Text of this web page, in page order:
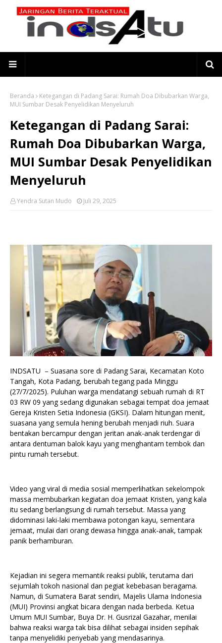
Beranda
Ketegangan di Padang Sarai: Rumah Doa Dibubarkan Warga,
MUI Sumbar Desak Penyelidikan Menyeluruh
Ketegangan di Padang Sarai:
Rumah Doa Dibubarkan Warga,
MUI Sumbar Desak Penyelidikan
Menyeluruh
Yendra Sutan Mudo Juli 29, 2025
INDSATU – Suasana sore di Padang Sarai, Kecamatan Koto
Tangah, Kota Padang, berubah tegang pada Minggu
(27/7/2025). Puluhan warga mendatangi sebuah rumah di RT
03 RW 09 yang sedang digunakan sebagai tempat doa jemaat
Gereja Kristen Setia Indonesia (GKSI). Dalam hitungan menit,
suasana yang semula hening berubah menjadi riuh. Suara
bentakan bercampur dengan jeritan anak-anak terdengar di
antara dentuman balok kayu yang menghantam tembok dan
pintu rumah tersebut.
Video yang viral di media sosial memperlihatkan sekelompok
massa membubarkan kegiatan doa jemaat Kristen, yang kala
itu sedang berlangsung di rumah tersebut. Massa yang
didominasi laki-laki membawa potongan kayu, sementara
jemaat, mulai dari orang dewasa hingga anak-anak, tampak
panik berhamburan.
Kejadian ini segera memantik reaksi publik, terutama dari
sejumlah tokoh nasional dan pegiat kebebasan beragama.
Namun, di Sumatera Barat sendiri, Majelis Ulama Indonesia
(MUI) Provinsi angkat bicara dengan nada berbeda. Ketua
Umum MUI Sumbar, Buya Dr. H. Gusrizal Gazahar, menilai
bahwa reaksi warga tak bisa dilihat sebagai insiden sepihak
tanpa menyelidiki penyebab yang mendasarinya.